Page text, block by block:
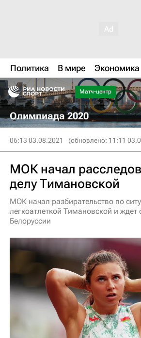
Политика В мире Экономика
Матч-центр
Олимпиада 2020
06:13 03.08.2021 (обновлено: 11:11
МОК начал
делу Тимановской
МОК начал разбирательство по
легкоатлеткой Тимановской и ждет
Белоруссии